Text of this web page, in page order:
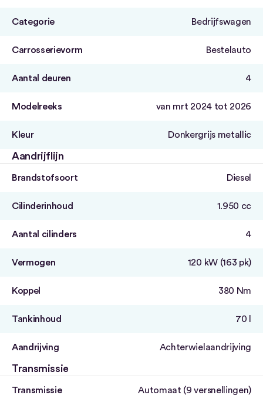
Categorie Bedrijfswagen
Carrosserievorm Bestelauto
Aantal deuren 4
Modelreeks van mrt 2024 tot 2026
Kleur Donkergrijs metallic
Aandrijflijn
Brandstofsoort Diesel
Cilinderinhoud 1.950 cc
Aantal cilinders 4
Vermogen 120 kW (163 pk)
Koppel 380 Nm
Tankinhoud 70 l
Aandrijving Achterwielaandrijving
Transmissie
Transmissie Automaat (9 versnellingen)